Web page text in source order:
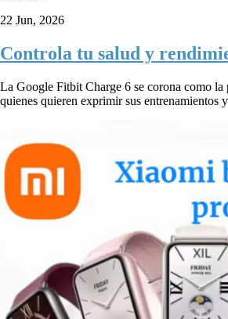
22 Jun, 2026
Controla tu salud y
La Google Fitbit Charge 6 se corona como
quienes quieren exprimir sus entrenamientos